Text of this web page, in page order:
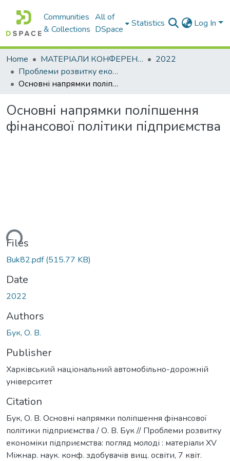
Communities
& Collections
All of
DSpace
Statistics Log In
Home МАТЕРІАЛИ КОНФЕРЕНЦІЙ
2022
Проблеми розвитку економіки підприємства: погляд молоді
Основні напрямки поліпшення фінансової політики підприємства
Основні напрямки поліпшення
фінансової політики підприємства
Files
Buk82.pdf(515.77 KB)
Date
2022
Authors
Бук, О. В.
Publisher
Харківський національний автомобільно-дорожній
університет
Citation
Бук, О. В. Основні напрямки поліпшення фінансової
політики підприємства / О. В. Бук // Проблеми розвитку
економіки підприємства: погляд молоді : матеріали XV
Міжнар. наук. конф. здобувачів вищ. освіти, 7 квіт.